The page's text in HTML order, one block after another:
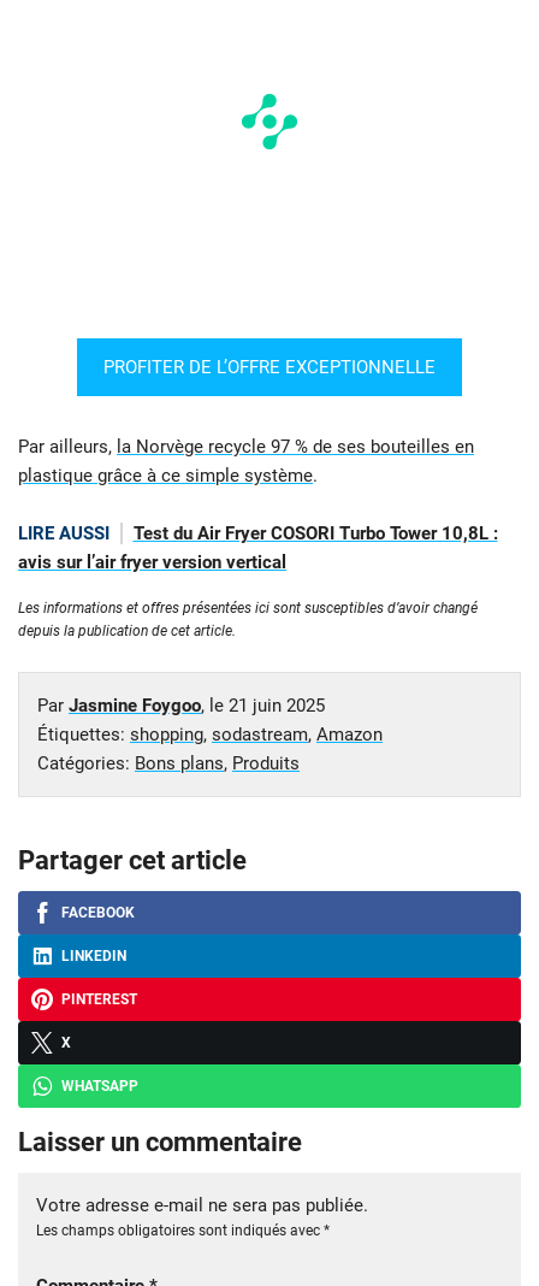
PROFITER DE L’OFFRE EXCEPTIONNELLE
Par ailleurs, la Norvège recycle 97 % de ses bouteilles en
plastique grâce à ce simple système.
LIRE AUSSI
Test du Air Fryer COSORI Turbo Tower 10,8L :
avis sur l’air fryer version vertical
Les informations et offres présentées ici sont susceptibles d’avoir changé
depuis la publication de cet article.
Par Jasmine Foygoo, le 21 juin 2025
Étiquettes: shopping, sodastream, Amazon
Catégories: Bons plans, Produits
Partager cet article
FACEBOOK
LINKEDIN
PINTEREST
X
WHATSAPP
Laisser un commentaire
Votre adresse e-mail ne sera pas publiée.
Les champs obligatoires sont indiqués avec *